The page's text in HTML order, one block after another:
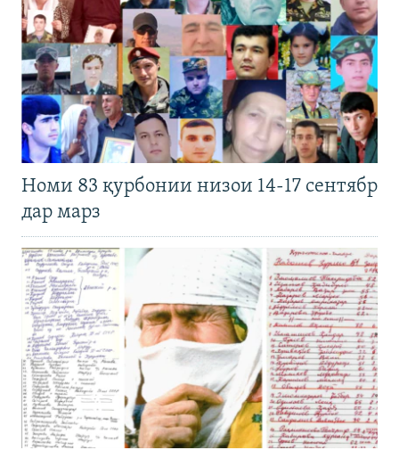
Номи 83 қурбонии низои 14-17 сентябр
дар марз